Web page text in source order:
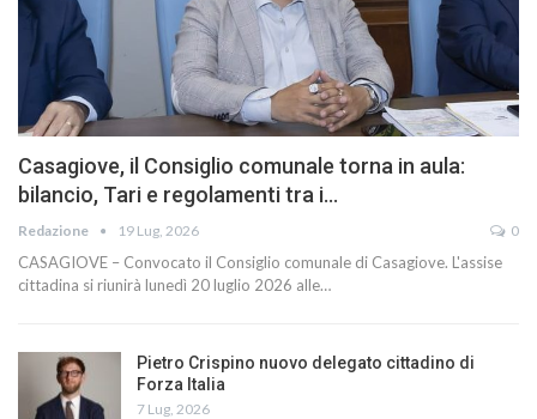
Casagiove, il Consiglio comunale torna in aula:
bilancio, Tari e regolamenti tra i…
Redazione 19 Lug, 2026 0
CASAGIOVE – Convocato il Consiglio comunale di Casagiove. L'assise
cittadina si riunirà lunedì 20 luglio 2026 alle…
Pietro Crispino nuovo delegato cittadino di
Forza Italia
7 Lug, 2026